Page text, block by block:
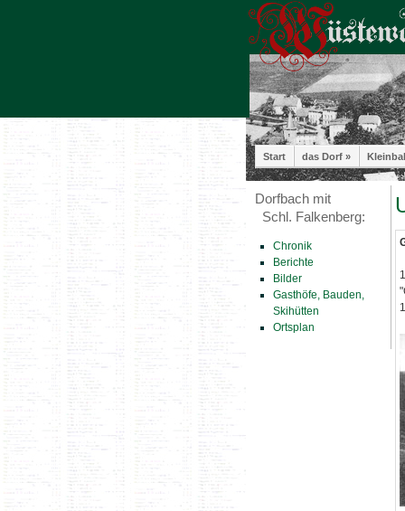
Start das Dorf »
Dorfbach mit
Schl. Falkenberg:
Chronik
Berichte
Bilder
Gasthöfe, Bauden,
Skihütten
Ortsplan